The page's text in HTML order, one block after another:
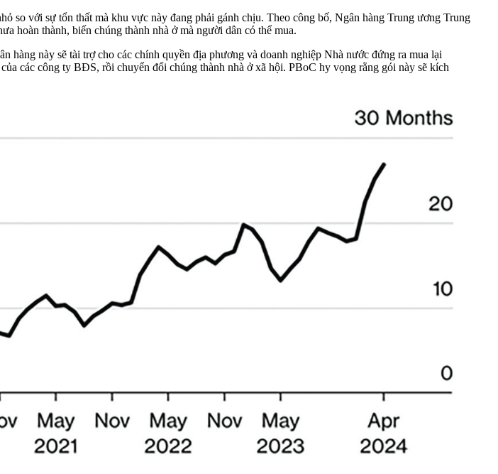
với sự tổn thất mà khu vực này đang phải gánh chịu. Theo công bố, Ngân hàng Trung ương Trung
hoàn thành, biến chúng thành nhà ở mà người dân có thể mua.
hàng này sẽ tài trợ cho các chính quyền địa phương và doanh nghiệp Nhà nước đứng ra mua lại
các công ty BĐS, rồi chuyển đổi chúng thành nhà ở xã hội. PBoC hy vọng rằng gói này sẽ kích